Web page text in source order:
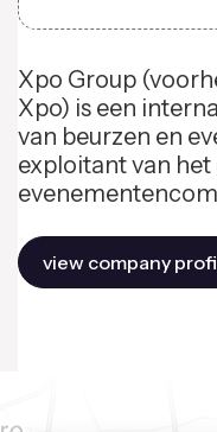
Xpo Group
Xpo) is een
van beurzen en
exploitant van
view company